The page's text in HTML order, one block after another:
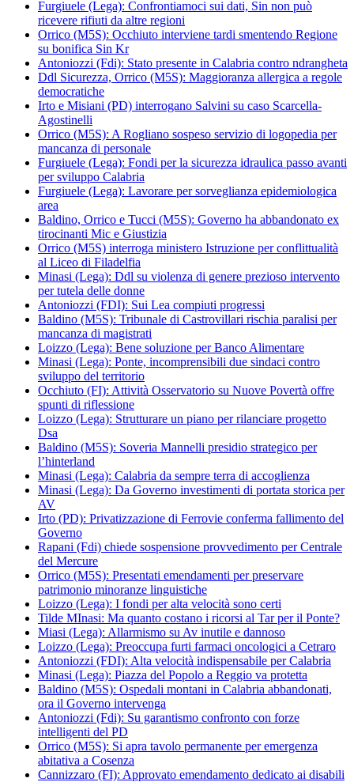
Furgiuele (Lega): Confrontiamoci sui dati, Sin non può
ricevere rifiuti da altre regioni
Orrico (M5S): Occhiuto interviene tardi smentendo Regione
su bonifica Sin Kr
Antoniozzi (Fdi): Stato presente in Calabria contro ndrangheta
Ddl Sicurezza, Orrico (M5S): Maggioranza allergica a regole
democratiche
Irto e Misiani (PD) interrogano Salvini su caso Scarcella-
Agostinelli
Orrico (M5S): A Rogliano sospeso servizio di logopedia per
mancanza di personale
Furgiuele (Lega): Fondi per la sicurezza idraulica passo avanti
per sviluppo Calabria
Furgiuele (Lega): Lavorare per sorveglianza epidemiologica
area
Baldino, Orrico e Tucci (M5S): Governo ha abbandonato ex
tirocinanti Mic e Giustizia
Orrico (M5S) interroga ministero Istruzione per conflittualità
al Liceo di Filadelfia
Minasi (Lega): Ddl su violenza di genere prezioso intervento
per tutela delle donne
Antoniozzi (FDI): Sui Lea compiuti progressi
Baldino (M5S): Tribunale di Castrovillari rischia paralisi per
mancanza di magistrati
Loizzo (Lega): Bene soluzione per Banco Alimentare
Minasi (Lega): Ponte, incomprensibili due sindaci contro
sviluppo del territorio
Occhiuto (FI): Attività Osservatorio su Nuove Povertà offre
spunti di riflessione
Loizzo (Lega): Strutturare un piano per rilanciare progetto
Dsa
Baldino (M5S): Soveria Mannelli presidio strategico per
l’hinterland
Minasi (Lega): Calabria da sempre terra di accoglienza
Minasi (Lega): Da Governo investimenti di portata storica per
AV
Irto (PD): Privatizzazione di Ferrovie conferma fallimento del
Governo
Rapani (Fdi) chiede sospensione provvedimento per Centrale
del Mercure
Orrico (M5S): Presentati emendamenti per preservare
patrimonio minoranze linguistiche
Loizzo (Lega): I fondi per alta velocità sono certi
Tilde MInasi: Ma quanto costano i ricorsi al Tar per il Ponte?
Miasi (Lega): Allarmismo su Av inutile e dannoso
Loizzo (Lega): Preoccupa furti farmaci oncologici a Cetraro
Antoniozzi (FDI): Alta velocità indispensabile per Calabria
Minasi (Lega): Piazza del Popolo a Reggio va protetta
Baldino (M5S): Ospedali montani in Calabria abbandonati,
ora il Governo intervenga
Antoniozzi (Fdi): Su garantismo confronto con forze
intelligenti del PD
Orrico (M5S): Si apra tavolo permanente per emergenza
abitativa a Cosenza
Cannizzaro (FI): Approvato emendamento dedicato ai disabili